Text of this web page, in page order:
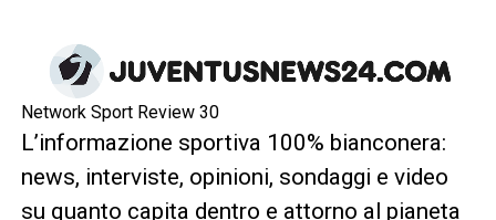
Network Sport Review 30
L’informazione sportiva 100% bianconera:
news, interviste, opinioni, sondaggi e video
su quanto capita dentro e attorno al pianeta